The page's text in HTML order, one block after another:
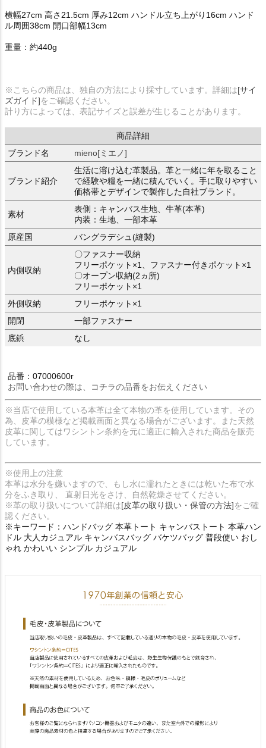
横幅27cm 高さ21.5cm 厚み12cm ハンドル立ち上がり16cm ハンド
ル周囲38cm 開口部幅13cm
重量：約440g
※こちらの商品は、独自の方法により採寸しています。詳細は[サイ
ズガイド]をご確認ください。
計り方によっては、表記サイズと誤差が生じることがあります。
商品詳細
ブランド名
mieno[ミエノ]
ブランド紹介
生活に溶け込む革製品。革と一緒に年を取ること
で経験や糧を一緒に積んでいく。手に取りやすい
価格帯とデザインで製作した自社ブランド。
素材
表側：キャンバス生地、牛革(本革)
内装：生地、一部本革
原産国
バングラデシュ(縫製)
内側収納
〇ファスナー収納
フリーポケット×1、ファスナー付きポケット×1
〇オープン収納(2ヵ所)
フリーポケット×1
外側収納
フリーポケット×1
開閉
一部ファスナー
底鋲
なし
品番：07000600r
お問い合わせの際は、コチラの品番をお伝えください
※当店で使用している本革は全て本物の革を使用しています。その
為、皮革の模様など掲載画面と異なる場合がございます。また天然
皮革に関してはワシントン条約を元に適正に輸入された商品を販売
しています。
※使用上の注意
本革は水分を嫌いますので、もし水に濡れたときには乾いた布で水
分をふき取り、 直射日光をさけ、自然乾燥させてください。
※革の取り扱いについて詳細は[皮革の取り扱い・保管の方法]をご確
認ください。
※キーワード：ハンドバッグ 本革トート キャンバストート 本革ハン
ドル 大人カジュアル キャンバスバッグ バケツバッグ 普段使い おし
ゃれ かわいい シンプル カジュアル